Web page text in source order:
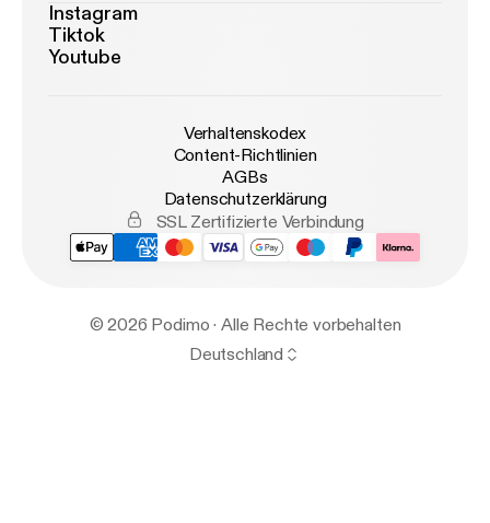
Instagram
Tiktok
Youtube
Verhaltenskodex
Content-Richtlinien
AGBs
Datenschutzerklärung
SSL Zertifizierte Verbindung
© 2026 Podimo · Alle Rechte vorbehalten
Deutschland